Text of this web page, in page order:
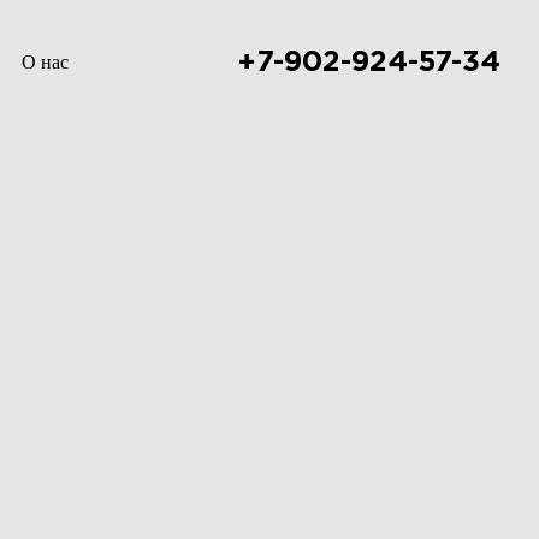
О нас +7-902-924-57-34